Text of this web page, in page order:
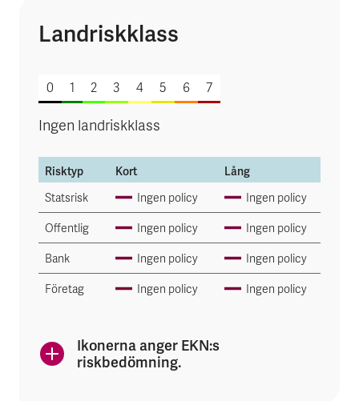
Landriskklass
av 7
0 1 2 3 4 5 6 7
Ingen landriskklass
Risktyp Kort Lång
Statsrisk Ingen policy Ingen policy
Offentlig Ingen policy Ingen policy
Bank Ingen policy Ingen policy
Företag Ingen policy Ingen policy
Ikonerna anger EKN:s
riskbedömning.